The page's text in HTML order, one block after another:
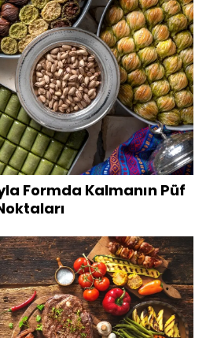
Formda Kalmanın Püf